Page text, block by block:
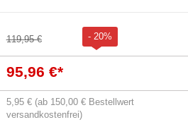
119,95 € - 20%
95,96 €*
5,95 € (ab 150,00 € Bestellwert
versandkostenfrei)